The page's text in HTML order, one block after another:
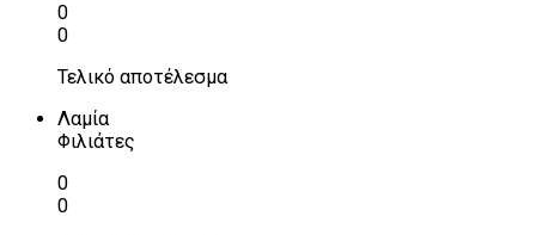
0
0
Τελικό αποτέλεσμα
Λαμία
Φιλιάτες
0
0